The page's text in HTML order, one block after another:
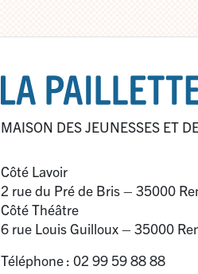
MAISON DES JEUNESSES ET
Côté Lavoir
2 rue du Pré de Bris – 35000
Côté Théâtre
6 rue Louis Guilloux – 35000
Téléphone : 02 99 59 88 88